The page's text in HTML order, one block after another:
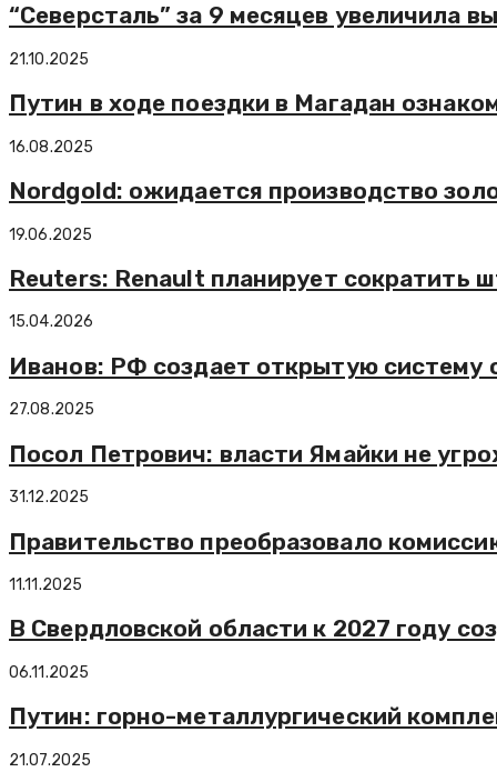
“Северсталь” за 9 месяцев увеличила
21.10.2025
Путин в ходе поездки в Магадан
16.08.2025
Nordgold: ожидается производство
19.06.2025
Reuters: Renault планирует сократить
15.04.2026
Иванов: РФ создает открытую систему
27.08.2025
Посол Петрович: власти Ямайки не
31.12.2025
Правительство преобразовало
11.11.2025
В Свердловской области к 2027 году
06.11.2025
Путин: горно-металлургический
21.07.2025